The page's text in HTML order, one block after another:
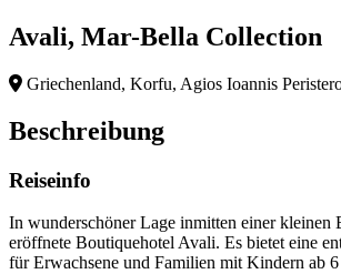
Avali, Mar-Bella Collection
Griechenland, Korfu, Agios Ioannis
Beschreibung
Reiseinfo
In wunderschöner Lage inmitten einer kleinen
eröffnete Boutiquehotel Avali. Es bietet eine
für Erwachsene und Familien mit Kindern ab 6